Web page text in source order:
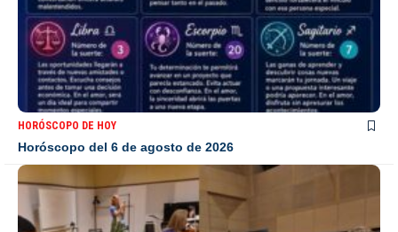
HORÓSCOPO DE HOY
Horóscopo del 6 de agosto de 2026